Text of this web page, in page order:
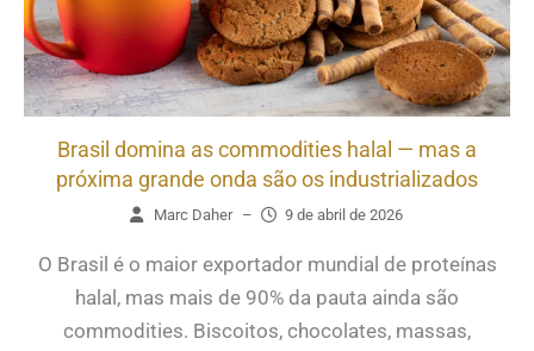
Brasil domina as commodities halal — mas a
próxima grande onda são os industrializados
Marc Daher – 9 de abril de 2026
O Brasil é o maior exportador mundial de proteínas
halal, mas mais de 90% da pauta ainda são
commodities. Biscoitos, chocolates, massas,